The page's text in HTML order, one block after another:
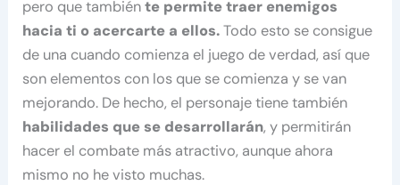
pero que tambiénte permite traer enemigos
hacia ti o acercarte a ellos.Todo esto se consigue
de una cuando comienza el juego de verdad, así que
son elementos con los que se comienza y se van
mejorando. De hecho, el personaje tiene también
habilidades que se desarrollarán, y permitirán
hacer el combate más atractivo, aunque ahora
mismo no he visto muchas.